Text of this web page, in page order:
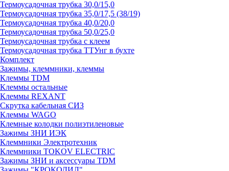
Термоусадочная трубка 30,0/15,0
Термоусадочная трубка 35,0/17,5 (38/19)
Термоусадочная трубка 40,0/20,0
Термоусадочная трубка 50,0/25,0
Термоусадочная трубка с клеем
Термоусадочная трубка ТТУнг в бухте
Комплект
Зажимы, клеммники, клеммы
Клеммы TDM
Клеммы остальные
Клеммы REXANT
Скрутка кабельная СИЗ
Клеммы WAGO
Клемные колодки полиэтиленовые
Зажимы ЗНИ ИЭК
Клеммники Электротехник
Клеммники TOKOV ELECTRIC
Зажимы ЗНИ и аксессуары TDM